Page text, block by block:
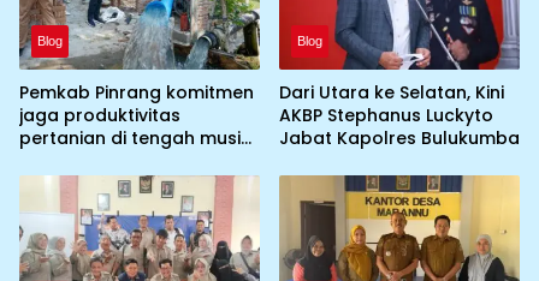
Blog
Pemkab Pinrang komitmen
jaga produktivitas
pertanian di tengah musim
mengoptimalkan program
Irigasi perpompaan
(Irpom)
Blog
Dari Utara ke Selatan, Kini
AKBP Stephanus Luckyto
Jabat Kapolres Bulukumba